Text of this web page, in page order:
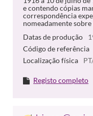
e contendo cópias
correspondência
nomeadamente sobre
Datas de produção
Código de referência
Localização física
Registo completo